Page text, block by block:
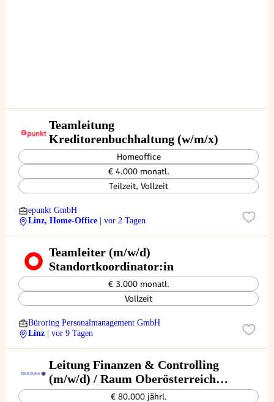
Teamleitung
Kreditorenbuchhaltung (w/m/x)
Homeoffice
€ 4.000 monatl.
Teilzeit, Vollzeit
epunkt GmbH
Linz, Home-Office
| vor 2 Tagen
Teamleiter (m/w/d)
Standortkoordinator:in
€ 3.000 monatl.
Vollzeit
Büroring Personalmanagement GmbH
Linz
| vor 9 Tagen
Leitung Finanzen & Controlling
(m/w/d) / Raum Oberösterreich
(Zentralraum Linz / Innviertel)
€ 80.000 jährl.